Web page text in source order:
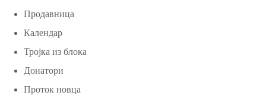
Продавница
Календар
Тројка из блока
Донатори
Проток новца